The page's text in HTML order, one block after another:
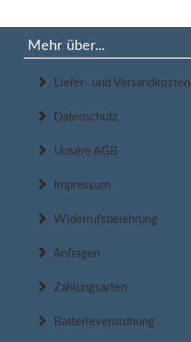
Mehr über...
Liefer- und Versandkosten
Datenschutz
Unsere AGB
Impressum
Widerrufsbelehrung
Anfragen
Zahlungsarten
Batterieverordnung